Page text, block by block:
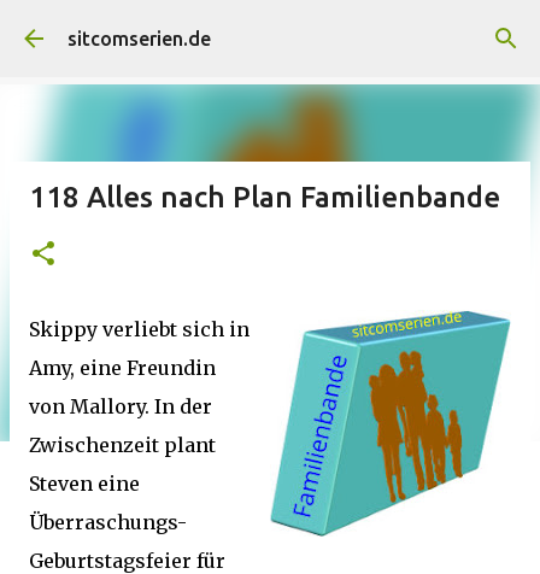
Direkt zum Hauptbereich
sitcomserien.de
118 Alles nach Plan Familienbande
Skippy verliebt sich in
Amy, eine Freundin
von Mallory. In der
Zwischenzeit plant
Steven eine
Überraschungs-
Geburtstagsfeier für